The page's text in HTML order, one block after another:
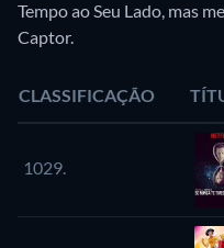
Tempo ao Seu Lado, mas
Captor.
CLASSIFICAÇÃO
1029.